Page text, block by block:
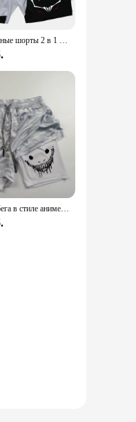
Компрессионные шорты 2 в 1 с рисунком аниме Jujutsu Kaisen для мужчин, быстросохнущие легкие шорты для спортзала, спортивная спортивная одежда
Шорты для бега в стиле аниме Berserk, мужские шорты для фитнеса, тренировок в тренажерном зале, спортивные шорты 2 в 1, быстросохнущие шорты для тренировок, бега, двухэтажные полотенца